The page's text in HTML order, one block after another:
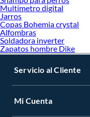
Multimetro digital
Jarros
Copas Bohemia crystal
Alfombras
Soldadora inverter
Zapatos hombre Dike
Servicio al Cliente
Mi Cuenta